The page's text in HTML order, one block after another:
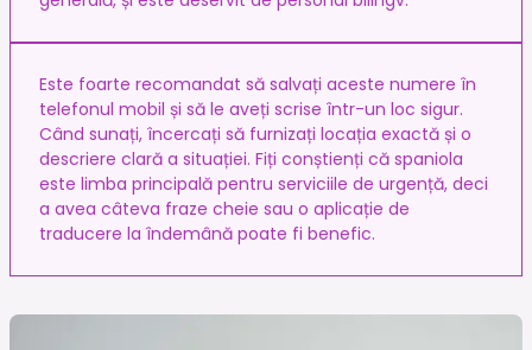
Este foarte recomandat să salvați aceste numere în
telefonul mobil și să le aveți scrise într-un loc sigur.
Când sunați, încercați să furnizați locația exactă și o
descriere clară a situației. Fiți conștienți că spaniola
este limba principală pentru serviciile de urgență, deci
a avea câteva fraze cheie sau o aplicație de
traducere la îndemână poate fi benefic.